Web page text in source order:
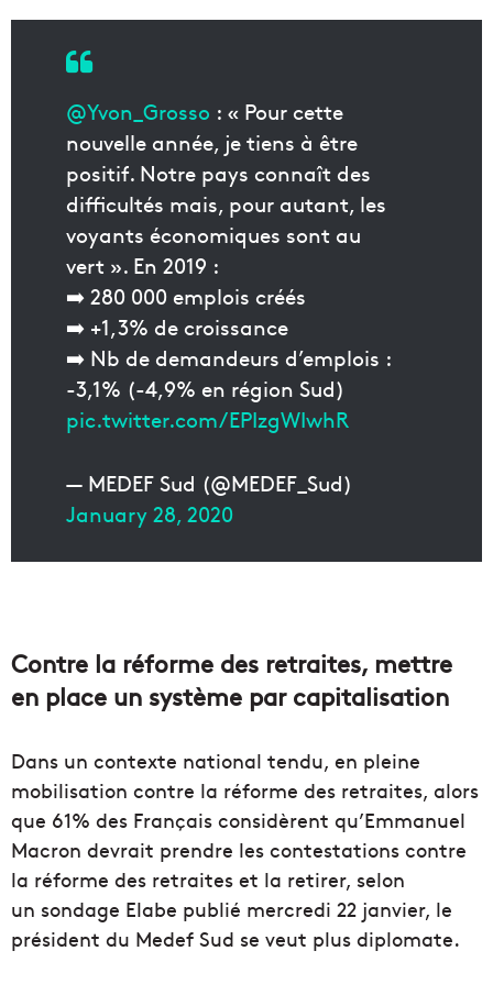
@Yvon_Grosso : « Pour cette
nouvelle année, je tiens à être
positif. Notre pays connaît des
difficultés mais, pour autant, les
voyants économiques sont au
vert ». En 2019 :
➡️ 280 000 emplois créés
➡️ +1,3% de croissance
➡️ Nb de demandeurs d’emplois :
-3,1% (-4,9% en région Sud)
pic.twitter.com/EPIzgWIwhR
— MEDEF Sud (@MEDEF_Sud)
January 28, 2020
Contre la réforme des retraites, mettre
en place un système par capitalisation
Dans un contexte national tendu, en pleine
mobilisation contre la réforme des retraites, alors
que 61% des Français considèrent qu’Emmanuel
Macron devrait prendre les contestations contre
la réforme des retraites et la retirer, selon
un sondage Elabe publié mercredi 22 janvier, le
président du Medef Sud se veut plus diplomate.